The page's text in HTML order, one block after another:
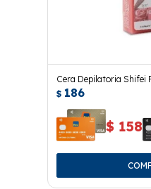
Cera Depilatoria Shifei
$ 186
$ 158